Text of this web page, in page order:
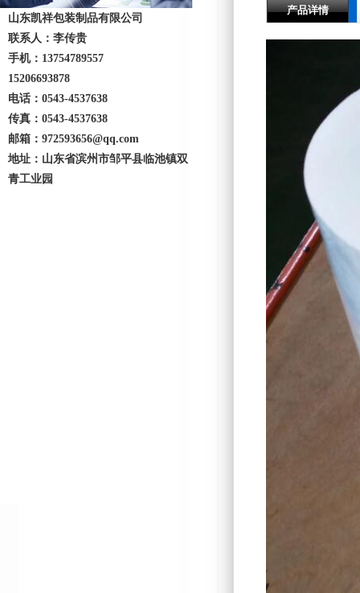
产品详情
山东凯祥包装制品有限公司
联系人：李传贵
手机：13754789557
15206693878
电话：0543-4537638
传真：0543-4537638
邮箱：972593656@qq.com
地址：山东省滨州市邹平县临池镇双
青工业园